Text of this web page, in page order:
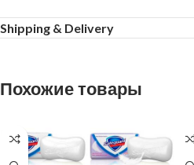
Shipping & Delivery
Похожие товары